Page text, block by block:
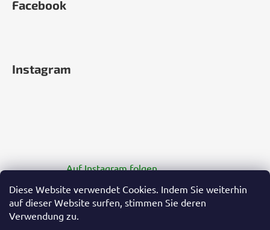
Diese Website verwendet Cookies. Indem Sie weiterhin
auf dieser Website surfen, stimmen Sie deren
Verwendung zu.
Facebook
Instagram
Auf Instagram folgen